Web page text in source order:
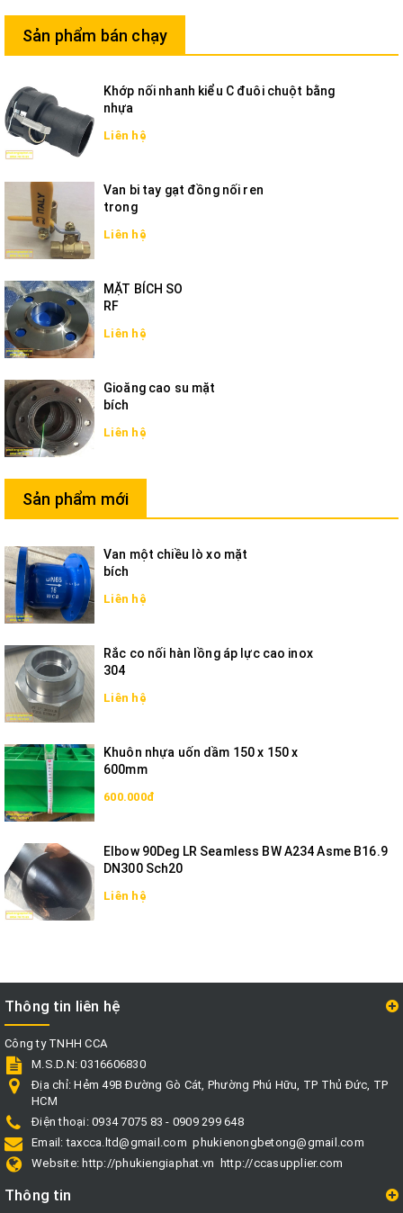
Sản phẩm bán chạy
Khớp nối nhanh kiểu C đuôi chuột bằng
nhựa
Liên hệ
Van bi tay gạt đồng nối ren
trong
Liên hệ
MẶT BÍCH SO
RF
Liên hệ
Gioăng cao su mặt
bích
Liên hệ
Sản phẩm mới
Van một chiều lò xo mặt
bích
Liên hệ
Rắc co nối hàn lồng áp lực cao inox
304
Liên hệ
Khuôn nhựa uốn dầm 150 x 150 x
600mm
600.000đ
Elbow 90Deg LR Seamless BW A234 Asme B16.9
DN300 Sch20
Liên hệ
Thông tin liên hệ
Công ty TNHH CCA
M.S.D.N: 0316606830
Địa chỉ:Hẻm 49B Đường Gò Cát, Phường Phú Hữu, TP Thủ Đức, TP
HCM
Điện thoại: 0934 7075 83 - 0909 299 648
Email:taxcca.ltd@gmail.com phukienongbetong@gmail.com
Website: http://phukiengiaphat.vn http://ccasupplier.com
Thông tin